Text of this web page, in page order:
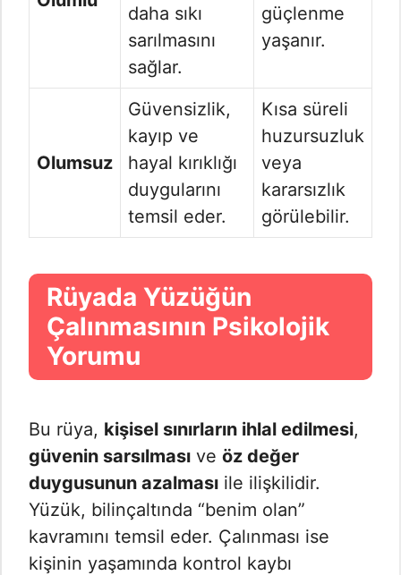
daha sıkı
sarılmasını
sağlar.
güçlenme
yaşanır.
Olumsuz
Güvensizlik,
kayıp ve
hayal kırıklığı
duygularını
temsil eder.
Kısa süreli
huzursuzluk
veya
kararsızlık
görülebilir.
Rüyada Yüzüğün
Çalınmasının Psikolojik
Yorumu
Bu rüya, kişisel sınırların ihlal edilmesi,
güvenin sarsılması ve öz değer
duygusunun azalması ile ilişkilidir.
Yüzük, bilinçaltında “benim olan”
kavramını temsil eder. Çalınması ise
kişinin yaşamında kontrol kaybı